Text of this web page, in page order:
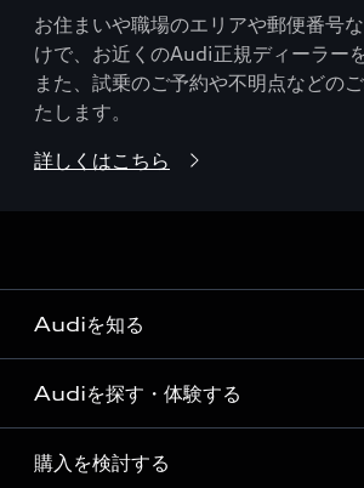
お住まいや職場のエリアや郵便番号
けで、お近くのAudi正規ディーラー
また、試乗のご予約や不明点などの
たします。
詳しくはこちら
Audiを知る
Audi ブランド
Story of Progress
Audiを探す・体験する
ディーラー検索
購入を検討する